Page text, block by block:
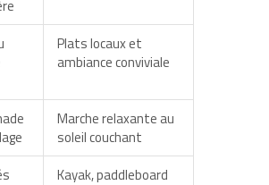
Plats locaux et
ambiance conviviale
Marche relaxante au
soleil couchant
Kayak, paddleboard